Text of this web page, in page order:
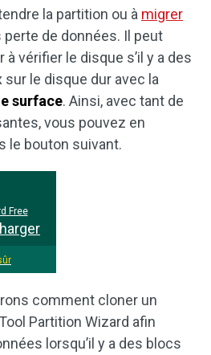
la partition ou à migrer
perte de données. Il peut
vérifier le disque s’il y a des
le disque dur avec la
surface. Ainsi, avec tant de
vous pouvez en
le bouton suivant.
Free
comment cloner un
Partition Wizard afin
lorsqu’il y a des blocs